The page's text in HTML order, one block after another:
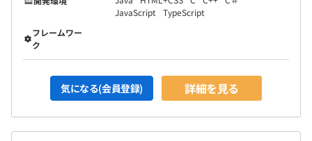
JavaScript
TypeScript
フレームワー
ク
気になる(会員登録) 詳細を見る